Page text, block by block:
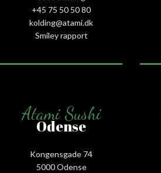
+45 75 50 50 80
kolding@atami.dk
Smiley rapport
Atami Sushi
Odense
Kongensgade 74
5000 Odense